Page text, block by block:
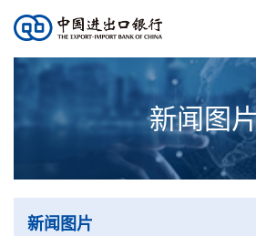
新闻图
新闻图片